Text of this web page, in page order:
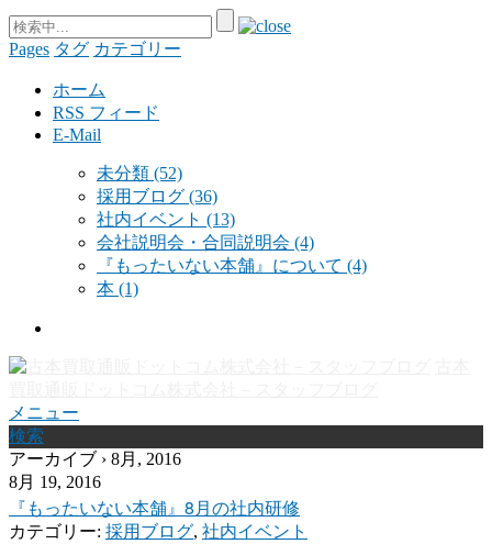
Pages タグ カテゴリー
ホーム
RSS フィード
E-Mail
未分類 (52)
採用ブログ (36)
社内イベント (13)
会社説明会・合同説明会 (4)
『もったいない本舗』について (4)
本 (1)
メニュー
検索
アーカイブ › 8月, 2016
8月 19, 2016
『もったいない本舗』8月の社内研修
カテゴリー: 採用ブログ, 社内イベント